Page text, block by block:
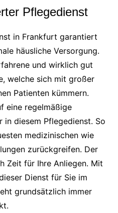
Pflegedienst
in Frankfurt garantiert
häusliche Versorgung.
und wirklich gut
welche sich mit großer
Patienten kümmern.
eine regelmäßige
in diesem Pflegedienst. So
medizinischen wie
zurückgreifen. Der
Zeit für Ihre Anliegen. Mit
Dienst für Sie im
grundsätzlich immer